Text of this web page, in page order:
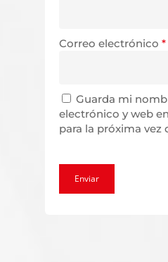
Correo electrónico *
Guarda mi
electrónico y web
para la próxima vez